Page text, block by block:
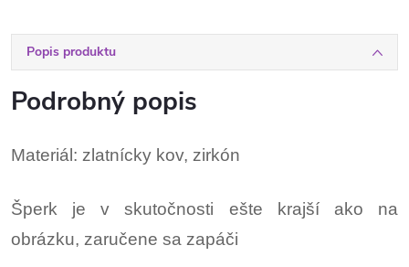
Popis produktu
Podrobný popis
Materiál: zlatnícky kov, zirkón
Šperk je v skutočnosti ešte krajší ako na
obrázku, zaručene sa zapáči